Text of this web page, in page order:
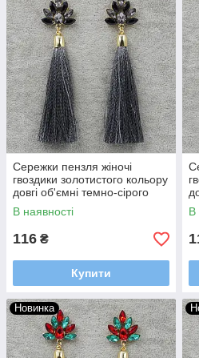
Сережки пензля жіночі
гвоздики золотистого кольору
довгі об'ємні темно-сірого
кольору зі стразами довжина
11 см
В наявності
116 ₴
Купити
В
Новинка